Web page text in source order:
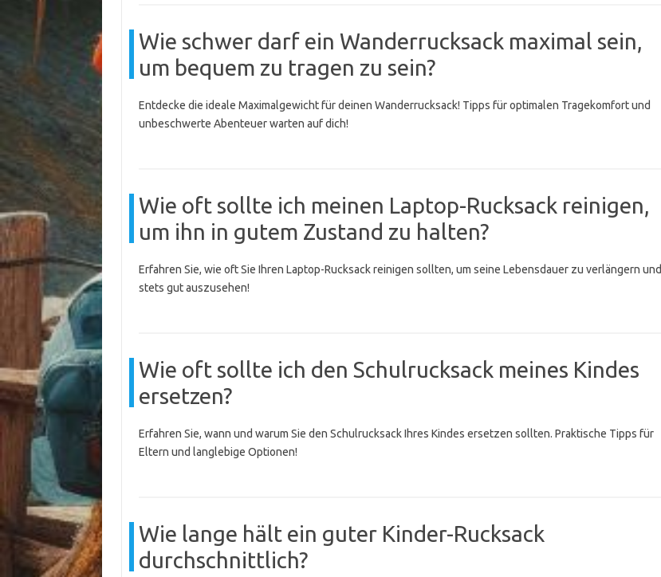
Wie schwer darf ein Wanderrucksack maximal sein,
um bequem zu tragen zu sein?
Entdecke die ideale Maximalgewicht für deinen Wanderrucksack! Tipps für optimalen Tragekomfort und
unbeschwerte Abenteuer warten auf dich!
Wie oft sollte ich meinen Laptop-Rucksack reinigen,
um ihn in gutem Zustand zu halten?
Erfahren Sie, wie oft Sie Ihren Laptop-Rucksack reinigen sollten, um seine Lebensdauer zu verlängern und
stets gut auszusehen!
Wie oft sollte ich den Schulrucksack meines Kindes
ersetzen?
Erfahren Sie, wann und warum Sie den Schulrucksack Ihres Kindes ersetzen sollten. Praktische Tipps für
Eltern und langlebige Optionen!
Wie lange hält ein guter Kinder-Rucksack
durchschnittlich?